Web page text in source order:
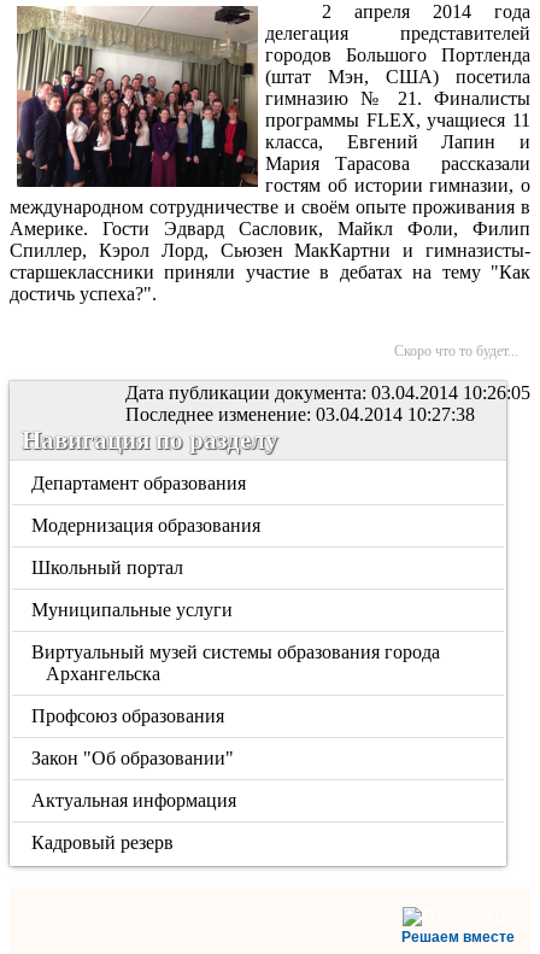
2 апреля 2014 года
делегация представителей
городов Большого Портленда
(штат Мэн, США) посетила
гимназию № 21. Финалисты
программы FLEX, учащиеся 11
класса, Евгений Лапин и
Мария Тарасова рассказали
гостям об истории гимназии, о
международном сотрудничестве и своём опыте проживания в
Америке. Гости Эдвард Сасловик, Майкл Фоли, Филип
Спиллер, Кэрол Лорд, Сьюзен МакКартни и гимназисты-
старшеклассники приняли участие в дебатах на тему "Как
достичь успеха?".
Скоро что то будет...
Дата публикации документа: 03.04.2014 10:26:05
Последнее изменение: 03.04.2014 10:27:38
Навигация по разделу
Департамент образования
Модернизация образования
Школьный портал
Муниципальные услуги
Виртуальный музей системы образования города
Архангельска
Профсоюз образования
Закон "Об образовании"
Актуальная информация
Кадровый резерв
Решаем вместе